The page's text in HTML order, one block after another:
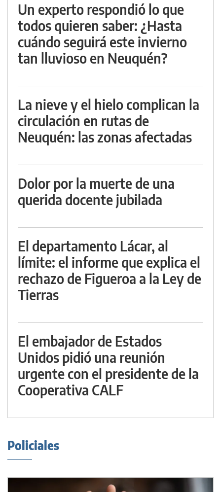
Un experto respondió lo que
todos quieren saber: ¿Hasta
cuándo seguirá este invierno
tan lluvioso en Neuquén?
La nieve y el hielo complican la
circulación en rutas de
Neuquén: las zonas afectadas
Dolor por la muerte de una
querida docente jubilada
El departamento Lácar, al
límite: el informe que explica el
rechazo de Figueroa a la Ley de
Tierras
El embajador de Estados
Unidos pidió una reunión
urgente con el presidente de la
Cooperativa CALF
Policiales